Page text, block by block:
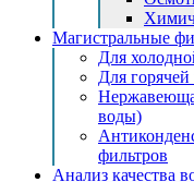
Магистральные
Для
Для
воды)
фильтров
Анализ качества